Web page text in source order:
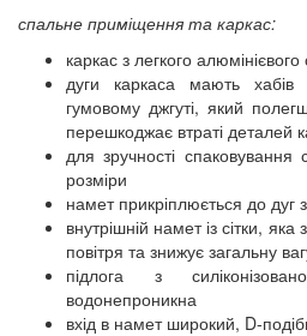
спальне приміщення та каркас:
каркас з легкого
дуги каркаса мають хабів
гумовому джгуті, який
перешкоджає втраті деталей
для зручності спаковування
розміри
намет прикріплюється до дуг
внутрішній намет із сітки,
повітря та знижує загальну
підлога з
водонепроникна
вхід в намет широкий, D-